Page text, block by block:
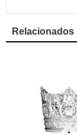
Relacionados